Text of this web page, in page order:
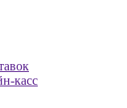
касс